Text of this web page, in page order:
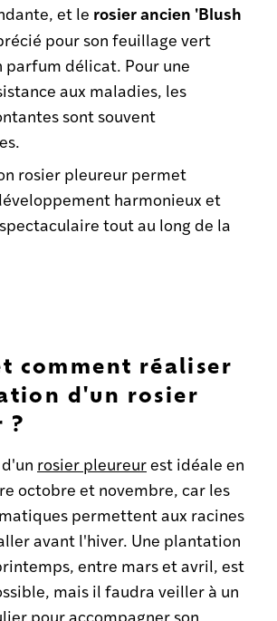
et le rosier ancien 'Blush
pour son feuillage vert
délicat. Pour une
aux maladies, les
sont souvent
rosier pleureur permet
harmonieux et
tout au long de la
comment réaliser
d'un rosier
?
rosier pleureurest idéale en
octobre et novembre, car les
permettent aux racines
avant l'hiver. Une plantation
entre mars et avril, est
mais il faudra veiller à un
pour accompagner son